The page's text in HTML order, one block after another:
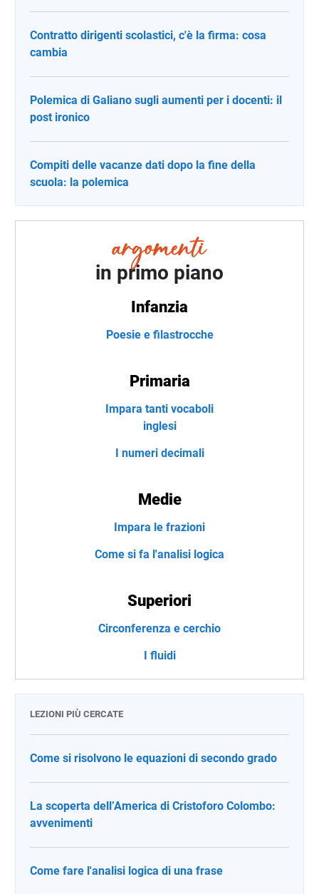
Contratto dirigenti scolastici, c'è la firma: cosa
cambia
Polemica di Galiano sugli aumenti per i docenti: il
post ironico
Compiti delle vacanze dati dopo la fine della
scuola: la polemica
in primo piano
Infanzia
Poesie e filastrocche
Primaria
Impara tanti vocaboli
inglesi
I numeri decimali
Medie
Impara le frazioni
Come si fa l'analisi logica
Superiori
Circonferenza e cerchio
I fluidi
LEZIONI PIÙ CERCATE
Come si risolvono le equazioni di secondo grado
La scoperta dell’America di Cristoforo Colombo:
avvenimenti
Come fare l'analisi logica di una frase